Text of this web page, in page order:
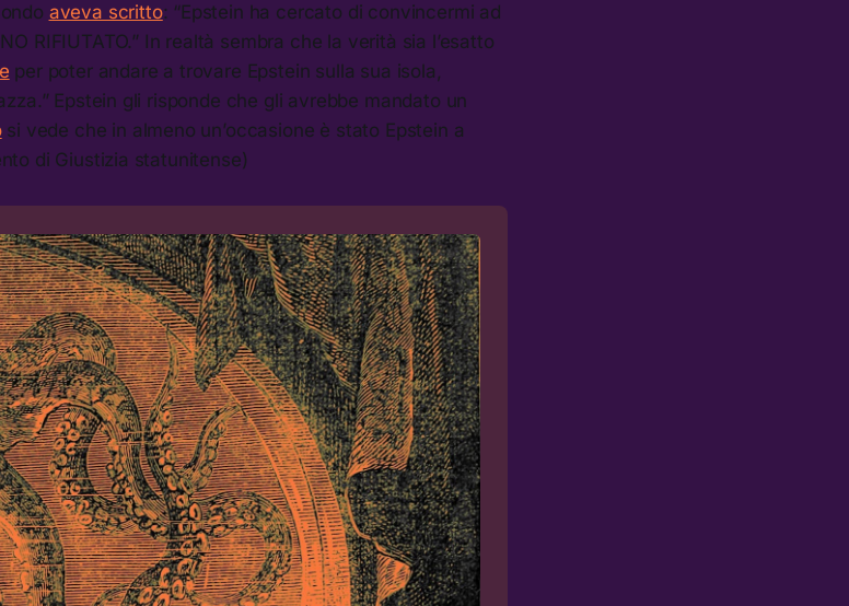
aveva scritto: “Epstein ha cercato di convincermi ad
RIFIUTATO.” In realtà sembra che la verità sia l’esatto
per poter andare a trovare Epstein sulla sua isola,
Epstein gli risponde che gli avrebbe mandato un
si vede che in almeno un’occasione è stato Epstein a
di Giustizia statunitense)